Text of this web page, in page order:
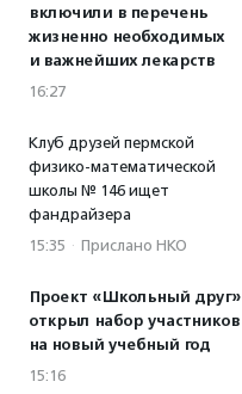
включили в перечень
жизненно необходимых
и важнейших лекарств
16:27
Клуб друзей пермской
физико-математической
школы № 146 ищет
фандрайзера
15:35 · Прислано НКО
Проект «Школьный друг»
открыл набор участников
на новый учебный год
15:16